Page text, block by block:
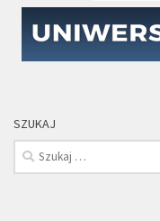
SZUKAJ
Szukaj: